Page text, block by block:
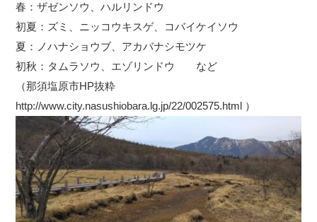
春：ザゼンソウ、ハルリンドウ
初夏：ズミ、ニッコウキスゲ、コバイケイソウ
夏：ノハナショウブ、アカバナシモツケ
初秋：タムラソウ、エゾリンドウ など
（那須塩原市HP抜粋
http://www.city.nasushiobara.lg.jp/22/002575.html ）